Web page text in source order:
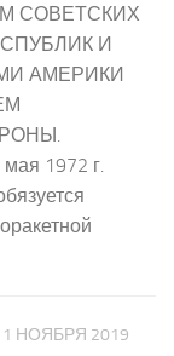
СОВЕТСКИХ
И
АМЕРИКИ
1972 г.
НОЯБРЯ 2019